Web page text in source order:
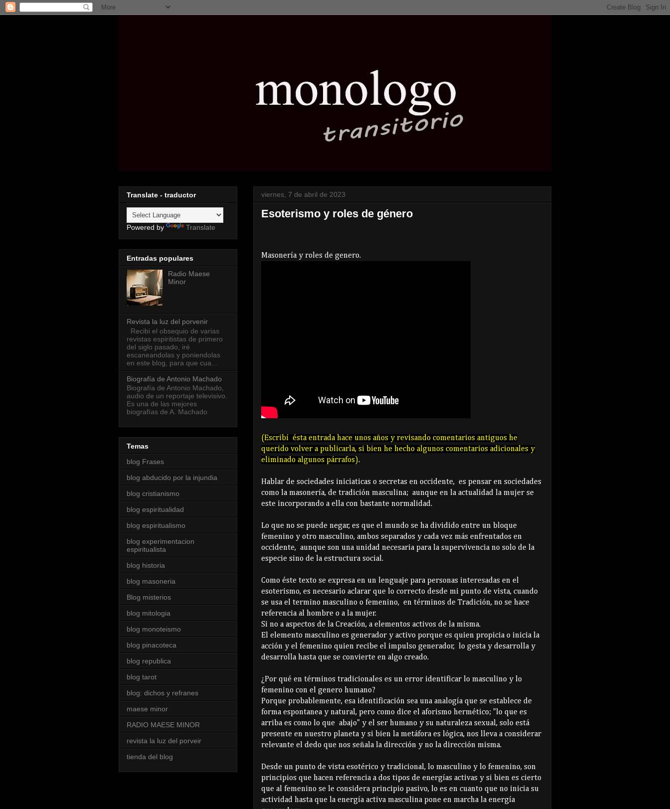
viernes, 7 de abril de 2023
Esoterismo y roles de género
Masonería y roles de genero.
(Escribí ésta entrada hace unos años y revisando comentarios antiguos he
querido volver a publicarla, si bien he hecho algunos comentarios adicionales y
eliminado algunos párrafos).
Hablar de sociedades iniciaticas o secretas en occidente, es pensar en sociedades
como la masonería, de tradición masculina; aunque en la actualidad la mujer se
este incorporando a ella con bastante normalidad.
Lo que no se puede negar, es que el mundo se ha dividido entre un bloque
femenino y otro masculino, ambos separados y cada vez más enfrentados en
occidente, aunque son una unidad necesaria para la supervivencia no solo de la
especie sino de la estructura social.
Como éste texto se expresa en un lenguaje para personas interesadas en el
esoterismo, es necesario aclarar que lo correcto desde mi punto de vista, cuando
se usa el termino masculino o femenino, en términos de Tradición, no se hace
referencia al hombre o a la mujer.
Si no a aspectos de la Creación, a elementos activos de la misma.
El elemento masculino es generador y activo porque es quien propicia o inicia la
acción y el femenino quien recibe el impulso generador, lo gesta y desarrolla y
desarrolla hasta que se convierte en algo creado.
¿Por qué en términos tradicionales es un error identificar lo masculino y lo
femenino con el genero humano?
Porque probablemente, esa identificación sea una analogía que se establece de
forma espontanea y natural, pero como dice el aforismo hermético; "lo que es
arriba es como lo que abajo" y el ser humano y su naturaleza sexual, solo está
presente en nuestro planeta y si bien la metáfora es lógica, nos lleva a considerar
relevante el dedo que nos señala la dirección y no la dirección misma.
Desde un punto de vista esotérico y tradicional, lo masculino y lo femenino, son
principios que hacen referencia a dos tipos de energías activas y si bien es cierto
que al femenino se le considera principio pasivo, lo es en cuanto que no inicia su
actividad hasta que la energía activa masculina pone en marcha la energía
Translate - traductor
Powered by Translate
Entradas populares
Radio Maese
Minor
Revista la luz del porvenir
Recibi el obsequio de varias
revistas espiritistas de primero
del siglo pasado, iré
escaneandolas y poniendolas
en este blog, para que cua...
Biografía de Antonio Machado
Biografía de Antonio Machado,
audio de un reportaje televisivo.
Es una de las mejores
biografías de A. Machado
Temas
blog Frases
blog abducido por la injundia
blog cristianismo
blog espiritualidad
blog espiritualismo
blog experimentacion
espiritualista
blog historia
blog masoneria
Blog misterios
blog mitologia
blog monoteismo
blog pinacoteca
blog republica
blog tarot
blog: dichos y refranes
maese minor
RADIO MAESE MINOR
revista la luz del porveir
tienda del blog